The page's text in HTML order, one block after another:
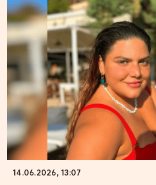
14.06.2026, 13:07